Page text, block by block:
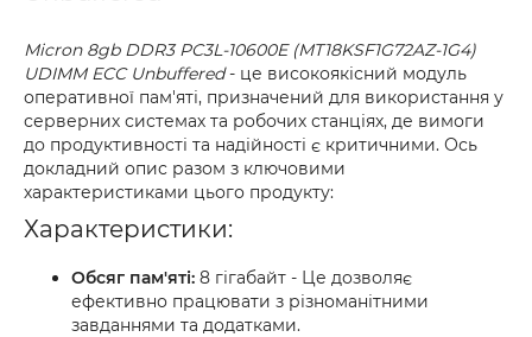
Micron 8gb DDR3 PC3L-10600E (MT18KSF1G72AZ-1G4)
UDIMM ECC Unbuffered- це високоякісний модуль
оперативної пам'яті, призначений для використання у
серверних системах та робочих станціях, де вимоги
до продуктивності та надійності є критичними. Ось
докладний опис разом з ключовими
характеристиками цього продукту:
Характеристики:
Обсяг пам'яті: 8 гігабайт - Це дозволяє
ефективно працювати з різноманітними
завданнями та додатками.